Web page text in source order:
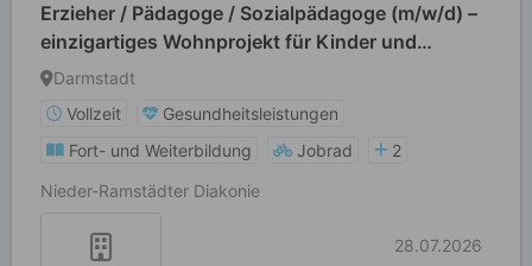
Erzieher / Pädagoge / Sozialpädagoge (m/w/d) –
einzigartiges Wohnprojekt für Kinder und
Jugendliche
Darmstadt
Vollzeit
Gesundheitsleistungen
Fort- und Weiterbildung
Jobrad
2
Nieder-Ramstädter Diakonie
28.07.2026